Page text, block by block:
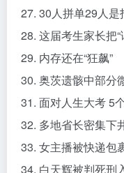
27. 30人拼单29人
28. 这届考生家长把
29. 内存还在“狂飙”
30. 奥茨遗骸中部分
31. 面对人生大考 5
32. 多地省长密集下
33. 女主播被快递包
34. 白天辉被判死刑